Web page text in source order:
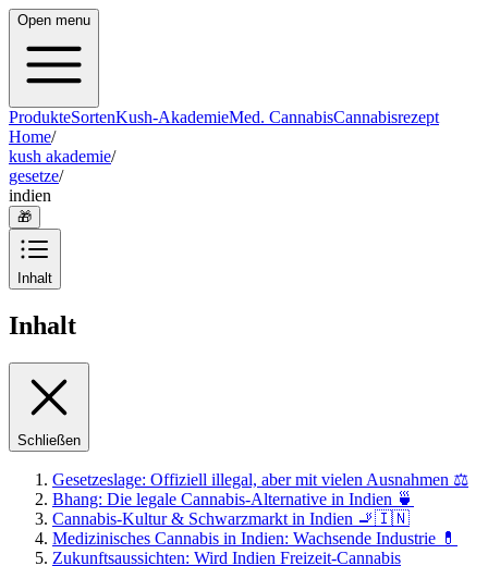
Open menu
ProdukteSortenKush-AkademieMed. CannabisCannabisrezept
Home/
kush akademie/
gesetze/
indien
🎁
Inhalt
Inhalt
Schließen
Gesetzeslage: Offiziell illegal, aber mit vielen Ausnahmen ⚖️
Bhang: Die legale Cannabis-Alternative in Indien 🍵
Cannabis-Kultur & Schwarzmarkt in Indien 🚬🇮🇳
Medizinisches Cannabis in Indien: Wachsende Industrie 💊
Zukunftsaussichten: Wird Indien Freizeit-Cannabis